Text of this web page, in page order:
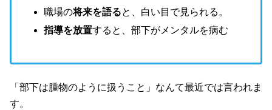
職場の将来を語ると、白い目で見られる。
指導を放置すると、部下がメンタルを病む
「部下は腫物のように扱うこと」なんて最近では言われま
す。